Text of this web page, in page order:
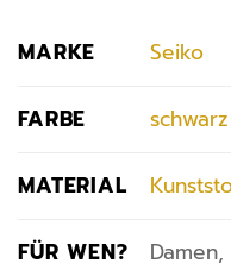
MARKE Seiko
FARBE schwarz
MATERIAL
FÜR WEN?